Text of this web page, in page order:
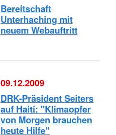
Bereitschaft
Unterhaching mit
neuem Webauftritt
09.12.2009
DRK-Präsident Seiters
auf Haiti: "Klimaopfer
von Morgen brauchen
heute Hilfe"